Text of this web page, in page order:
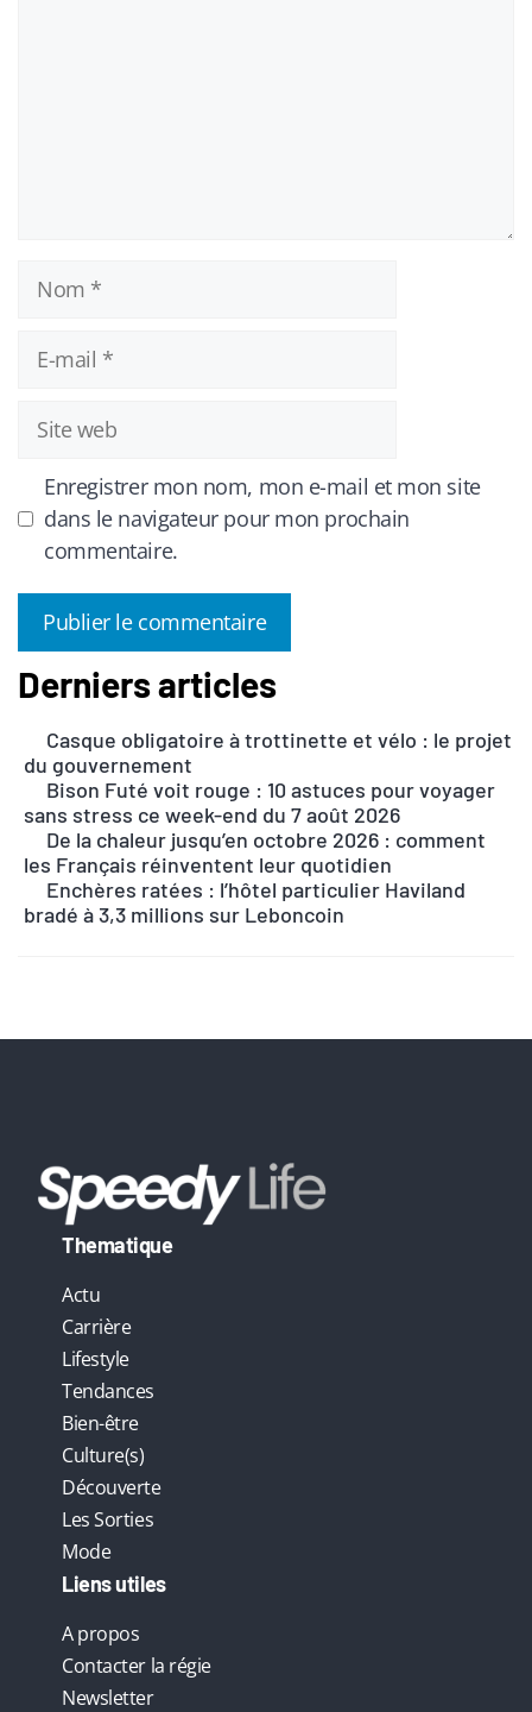
Nom
mail
Site
web
Enregistrer mon nom, mon e-mail et mon site
dans le navigateur pour mon prochain
commentaire.
A
e
r
a
:
Derniers articles
Casque obligatoire à trottinette et vélo : le projet
du gouvernement
Bison Futé voit rouge : 10 astuces pour voyager
sans stress ce week-end du 7 août 2026
De la chaleur jusqu’en octobre 2026 : comment
les Français réinventent leur quotidien
Enchères ratées : l’hôtel particulier Haviland
bradé à 3,3 millions sur Leboncoin
Thematique
Actu
Carrière
Lifestyle
Tendances
Bien-être
Culture(s)
Découverte
Les Sorties
Mode
Liens utiles
A propos
Contacter la régie
Newsletter